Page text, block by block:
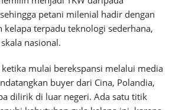
petani milenial hadir dengan
kelapa terpadu teknologi sederhana,
nasional.
mulai berekspansi melalui media
buyer dari Cina, Polandia,
dilirik di luar negeri. Ada satu titik